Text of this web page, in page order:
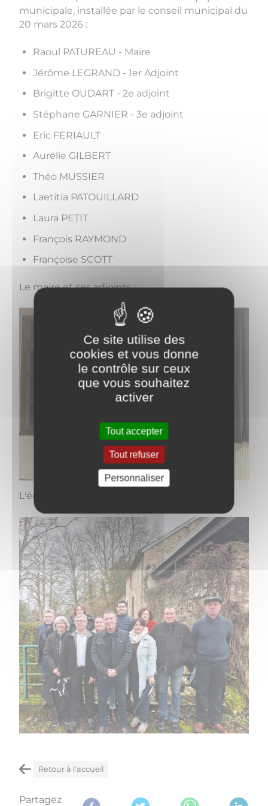
municipale, installée par le conseil municipal du
20 mars 2026 :
Raoul PATUREAU - Maire
Jérôme LEGRAND - 1er Adjoint
Brigitte OUDART - 2e adjoint
Stéphane GARNIER - 3e adjoint
Eric FERIAULT
Aurélie GILBERT
Théo MUSSIER
Laetitia PATOUILLARD
Laura PETIT
François RAYMOND
Françoise SCOTT
Le maire et ses adjoints :
L'équipe Générations Saint Aubin :
Retour à l'accueil
Partagez
Ce site utilise des
cookies et vous donne
le contrôle sur ceux
que vous souhaitez
activer
Tout accepter
Tout refuser
Personnaliser